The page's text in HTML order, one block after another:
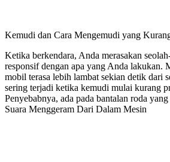
Kemudi dan Cara Mengemudi yang
Ketika berkendara, Anda merasakan
responsif dengan apa yang Anda lakukan.
mobil terasa lebih lambat sekian detik dari
sering terjadi ketika kemudi mulai kurang
Penyebabnya, ada pada bantalan roda
Suara Menggeram Dari Dalam Mesin